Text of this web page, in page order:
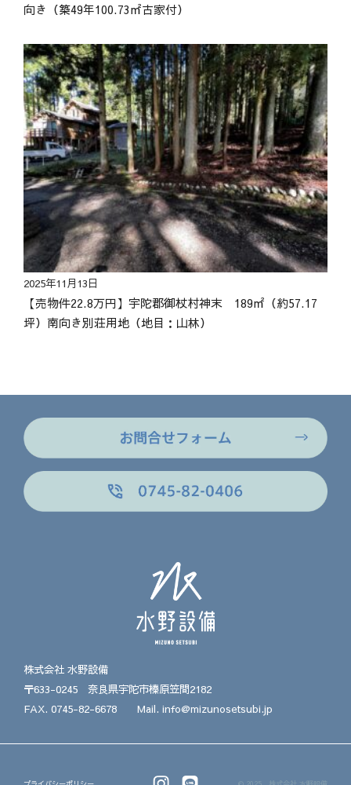
向き（築49年100.73㎡古家付）
2025年11月13日
【売物件22.8万円】宇陀郡御杖村神末 189㎡（約57.17
坪）南向き別荘用地（地目：山林）
株式会社 水野設備
〒633-0245 奈良県宇陀市榛原笠間2182
FAX. 0745-82-6678 Mail. info@mizunosetsubi.jp